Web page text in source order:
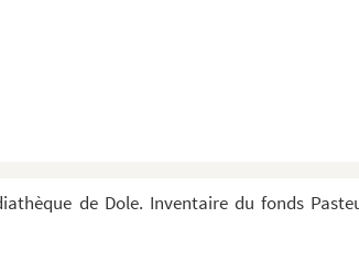
de Dole. Inventaire du fonds
l'alumine après la précipitaiton de ...
sans travailler, occuper tous les ...
dans le brouhaha des invités convoqués...
les titres de M.Laroche (Antony) à ...